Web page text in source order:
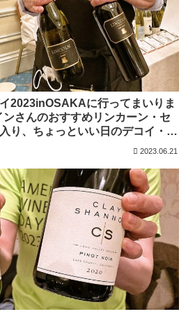
2023inOSAKAに行ってまいりま
さんのおすすめリンカーン・セ
り、ちょっといい日のデコイ・リ
2023.06.21